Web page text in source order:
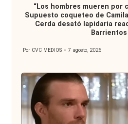
“Los hombres mueren por
Supuesto coqueteo de
Cerda desató lapidaria
Barrientos
Publicado
Por CVC MEDIOS 7 agosto, 2026